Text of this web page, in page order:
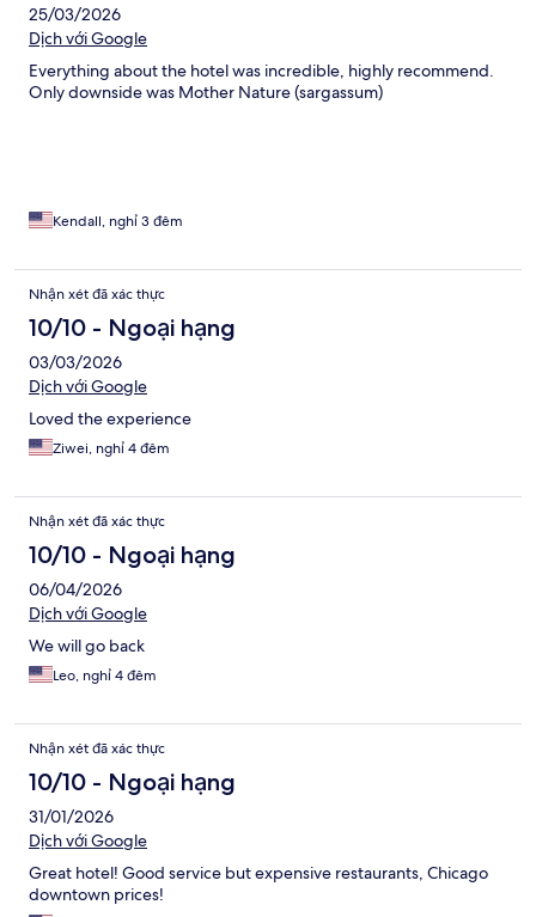
25/03/2026
Dịch với Google
Everything about the hotel was incredible, highly recommend.
Only downside was Mother Nature (sargassum)
Kendall, nghỉ 3 đêm
Nhận xét đã xác thực
10/10 - Ngoại hạng
03/03/2026
Dịch với Google
Loved the experience
Ziwei, nghỉ 4 đêm
Nhận xét đã xác thực
10/10 - Ngoại hạng
06/04/2026
Dịch với Google
We will go back
Leo, nghỉ 4 đêm
Nhận xét đã xác thực
10/10 - Ngoại hạng
31/01/2026
Dịch với Google
Great hotel! Good service but expensive restaurants, Chicago
downtown prices!